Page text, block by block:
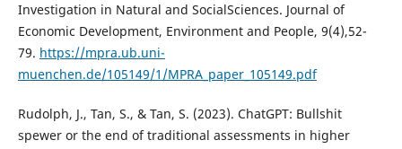
Investigation in Natural and SocialSciences. Journal of
Economic Development, Environment and People, 9(4),52-
79. https://mpra.ub.uni-
muenchen.de/105149/1/MPRA_paper_105149.pdf
Rudolph, J., Tan, S., & Tan, S. (2023). ChatGPT: Bullshit
spewer or the end of traditional assessments in higher